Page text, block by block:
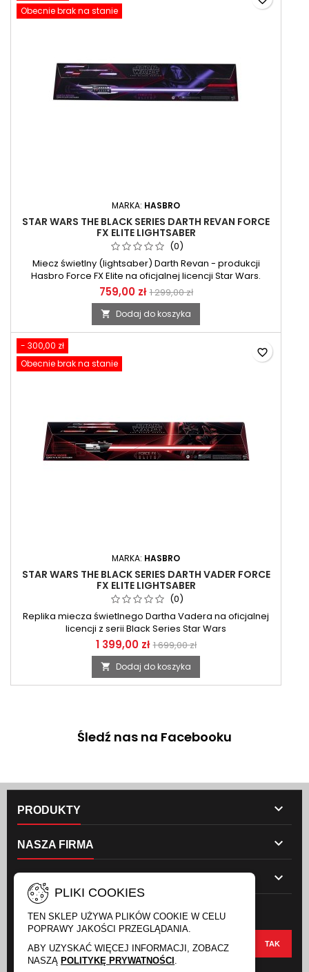
Obecnie brak na stanie
MARKA: HASBRO
STAR WARS THE BLACK SERIES DARTH REVAN FORCE
FX ELITE LIGHTSABER
(0)
Miecz świetlny (lightsaber) Darth Revan - produkcji
Hasbro Force FX Elite na oficjalnej licencji Star Wars.
Replika 1:1 z ekskluzywnej i renomowanej Czarnej Serii
(Black Series).
759,00 zł 1 299,00 zł
 Dodaj do koszyka
- 300,00 zł
Obecnie brak na stanie
MARKA: HASBRO
STAR WARS THE BLACK SERIES DARTH VADER FORCE
FX ELITE LIGHTSABER
(0)
Replika miecza świetlnego Dartha Vadera na oficjalnej
licencji z serii Black Series Star Wars
1 399,00 zł 1 699,00 zł
 Dodaj do koszyka
favorite_border
Śledź nas na Facebooku
PRODUKTY 
NASZA FIRMA 

PLIKI COOKIES
TEN SKLEP UŻYWA PLIKÓW COOKIE W CELU
POPRAWY JAKOŚCI PRZEGLĄDANIA.
ABY UZYSKAĆ WIĘCEJ INFORMACJI, ZOBACZ
NASZĄ POLITYKĘ PRYWATNOŚCI .
NEWSLETTER